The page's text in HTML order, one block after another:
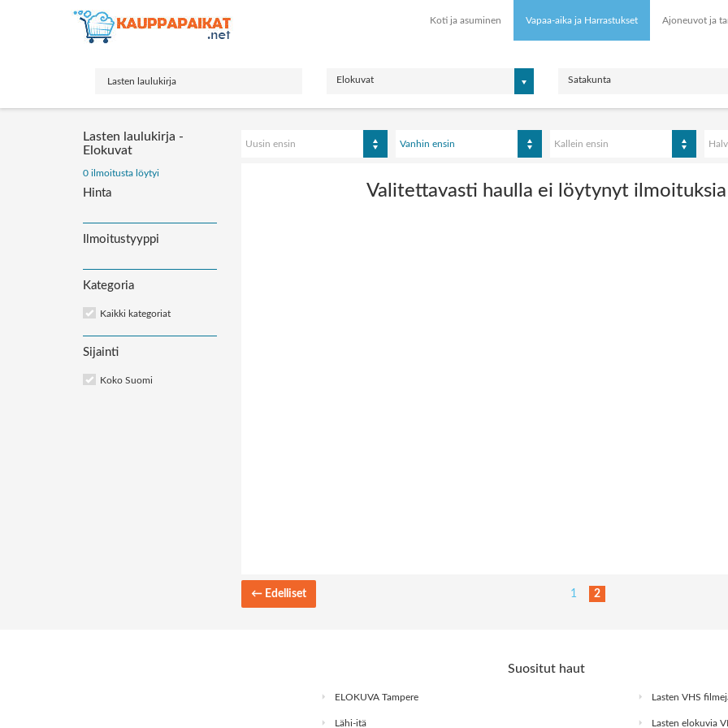
Koti ja asuminen Vapaa-aika ja Harrastukset Ajoneuvot ja
Elokuvat Satakunta
Lasten laulukirja -
Elokuvat
0 ilmoitusta löytyi
Hinta
Ilmoitustyyppi
Kategoria
Kaikki kategoriat
Sijainti
Koko Suomi
Järjestä
Uusin ensin Vanhin ensin Kallein ensin
Valitettavasti haulla ei löytynyt ilmoituksia
← Edelliset 1 2
Suositut haut
ELOKUVA Tampere
Lähi-itä
Lasten VHS
Lasten elokuvia